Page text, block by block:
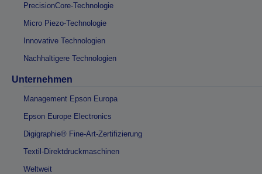
PrecisionCore-Technologie
Micro Piezo-Technologie
Innovative Technologien
Nachhaltigere Technologien
Unternehmen
Management Epson Europa
Epson Europe Electronics
Digigraphie® Fine-Art-Zertifizierung
Textil-Direktdruckmaschinen
Weltweit